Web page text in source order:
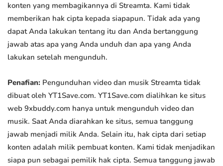
konten yang membagikannya di Streamta. Kami tidak
memberikan hak cipta kepada siapapun. Tidak ada yang
dapat Anda lakukan tentang itu dan Anda bertanggung
jawab atas apa yang Anda unduh dan apa yang Anda
lakukan setelah mengunduh.
Penafian: Pengunduhan video dan musik Streamta tidak
dibuat oleh YT1Save.com. YT1Save.com dialihkan ke situs
web 9xbuddy.com hanya untuk mengunduh video dan
musik. Saat Anda diarahkan ke situs, semua tanggung
jawab menjadi milik Anda. Selain itu, hak cipta dari setiap
konten adalah milik pembuat konten. Kami tidak menjadikan
siapa pun sebagai pemilik hak cipta. Semua tanggung jawab